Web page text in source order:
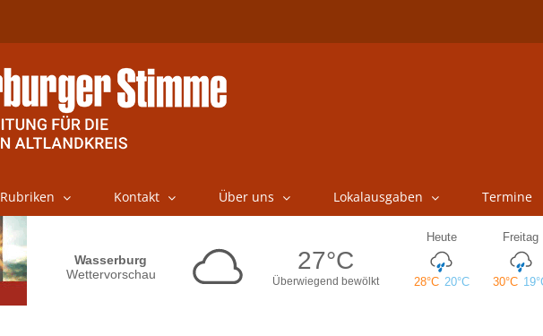
Rubriken Kontakt Über uns Lokalausgaben Termine